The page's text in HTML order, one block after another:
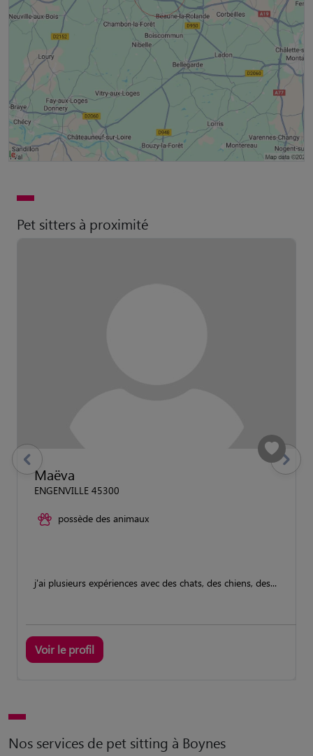
Pet sitters à proximité
Maëva
ENGENVILLE 45300
possède des animaux
j'ai plusieurs expériences avec des chats, des chiens, des...
Voir le profil
previous Suivant
Nos services de pet sitting à Boynes